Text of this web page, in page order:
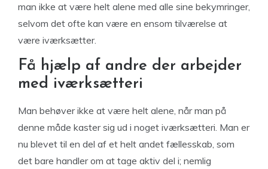
man ikke at være helt alene med alle sine bekymringer,
selvom det ofte kan være en ensom tilværelse at
være iværksætter.
Få hjælp af andre der arbejder
med iværksætteri
Man behøver ikke at være helt alene, når man på
denne måde kaster sig ud i noget iværksætteri. Man er
nu blevet til en del af et helt andet fællesskab, som
det bare handler om at tage aktiv del i; nemlig